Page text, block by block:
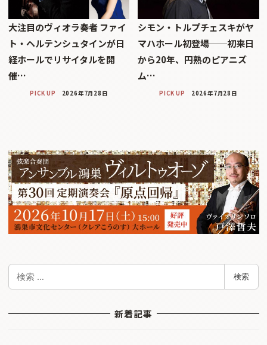
大注目のヴィオラ奏者 ファイ
ト・ヘルテンシュタインが日
経ホールでリサイタルを開
催…
PICK UP 2026年7月28日
シモン・トルプチェスキがヤ
マハホール初登場──初来日
から20年、円熟のピアニズ
ム…
PICK UP 2026年7月28日
検
検索
新着記事